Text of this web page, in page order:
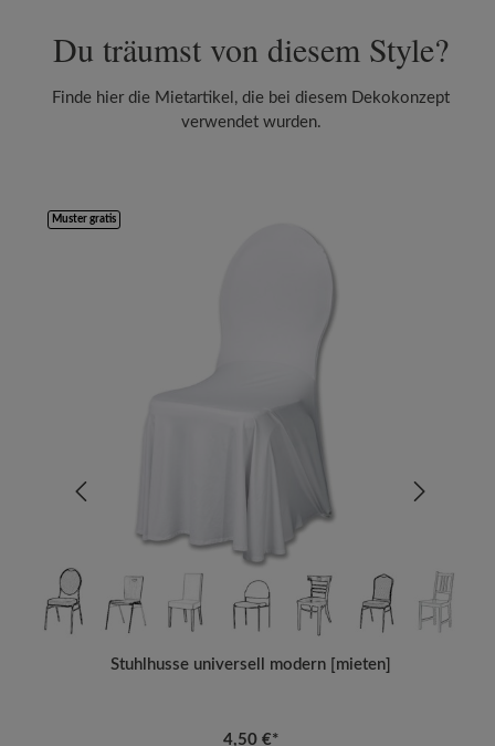
Du träumst von diesem Style?
Finde hier die Mietartikel, die bei diesem Dekokonzept
verwendet wurden.
Muster gratis
Stuhlhusse universell modern [mieten]
4,50 €*